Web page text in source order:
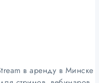
в аренду в Минске